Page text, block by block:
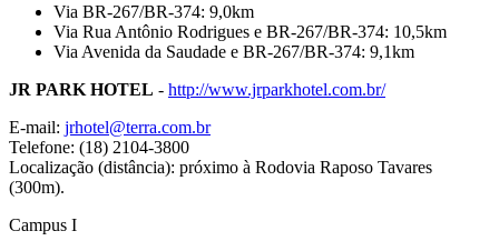
Via BR-267/BR-374: 9,0km
Via Rua Antônio Rodrigues e BR-267/BR-374: 10,5km
Via Avenida da Saudade e BR-267/BR-374: 9,1km
JR PARK HOTEL - http://www.jrparkhotel.com.br/
E-mail: jrhotel@terra.com.br
Telefone: (18) 2104-3800
Localização (distância): próximo à Rodovia Raposo Tavares
(300m).
Campus I